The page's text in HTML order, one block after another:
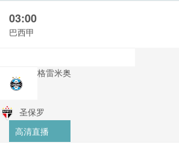
03:00
巴西甲
格雷米奥
圣保罗
高清直播